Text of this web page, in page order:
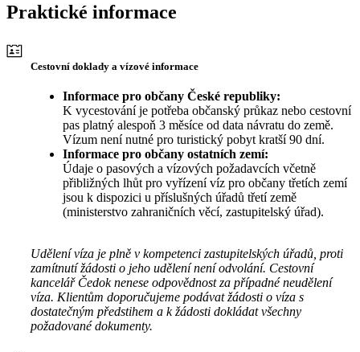
Praktické informace
Cestovní doklady a vízové informace
Informace pro občany České republiky:
K vycestování je potřeba občanský průkaz nebo cestovní
pas platný alespoň 3 měsíce od data návratu do země.
Vízum není nutné pro turistický pobyt kratší 90 dní.
Informace pro občany ostatních zemí:
Údaje o pasových a vízových požadavcích včetně
přibližných lhůt pro vyřízení víz pro občany třetích zemí
jsou k dispozici u příslušných úřadů třetí země
(ministerstvo zahraničních věcí, zastupitelský úřad).
Udělení víza je plně v kompetenci zastupitelských úřadů, proti
zamítnutí žádosti o jeho udělení není odvolání. Cestovní
kancelář Čedok nenese odpovědnost za případné neudělení
víza. Klientům doporučujeme podávat žádosti o víza s
dostatečným předstihem a k žádosti dokládat všechny
požadované dokumenty.